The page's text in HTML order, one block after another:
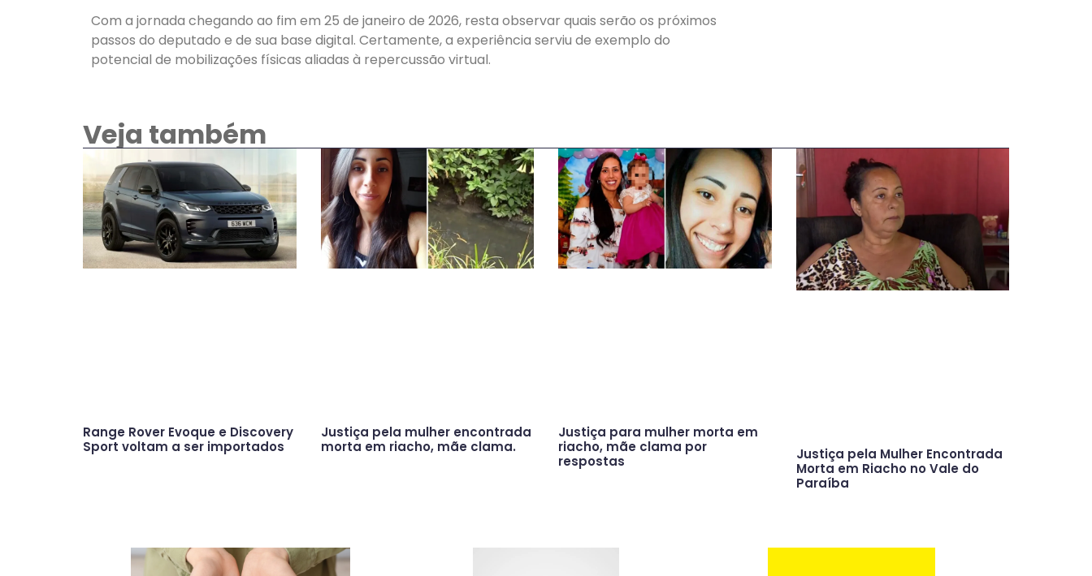
Com a jornada chegando ao fim em 25 de janeiro de 2026, resta observar quais serão os próximos
passos do deputado e de sua base digital. Certamente, a experiência serviu de exemplo do
potencial de mobilizações físicas aliadas à repercussão virtual.
Veja também
Range Rover Evoque e Discovery
Sport voltam a ser importados
Justiça pela mulher encontrada
morta em riacho, mãe clama.
Justiça para mulher morta em
riacho, mãe clama por
respostas
Justiça pela Mulher Encontrada
Morta em Riacho no Vale do
Paraíba